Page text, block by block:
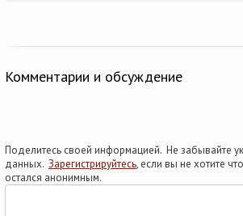
Комментарии и обсуждение
Поделитесь своей информацией. Не забывайте
данных. Зарегистрируйтесь, если вы не хотите
остался анонимным.